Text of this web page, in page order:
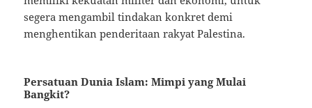
segera mengambil tindakan konkret demi
menghentikan penderitaan rakyat Palestina.
Persatuan Dunia Islam: Mimpi yang Mulai
Bangkit?